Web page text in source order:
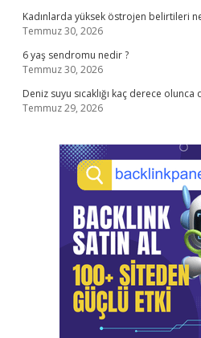
Kadınlarda yüksek östrojen belirtileri
Temmuz 30, 2026
6 yaş sendromu nedir ?
Temmuz 30, 2026
Deniz suyu sıcaklığı kaç derece
Temmuz 29, 2026